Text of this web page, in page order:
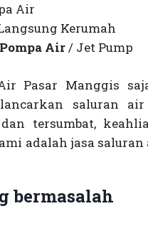
Air
Kerumah
Air/ Jet Pump
Pasar Manggis
saluran
tersumbat,
adalah jasa
bermasalah